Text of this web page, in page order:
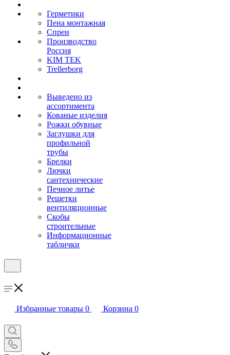
Герметики
Пена монтажная
Спреи
Производство
Россия
KIM TEK
Trellerborg
Выведено из
ассортимента
Кованые изделия
Рожки обувные
Заглушки для
профильной
трубы
Брелки
Лючки
сантехнические
Печное литье
Решетки
вентиляционные
Скобы
строительные
Информационные
таблички
Избранные товары 0 Корзина 0